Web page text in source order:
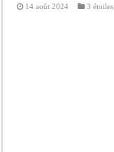
14 août 2024 3 étoiles